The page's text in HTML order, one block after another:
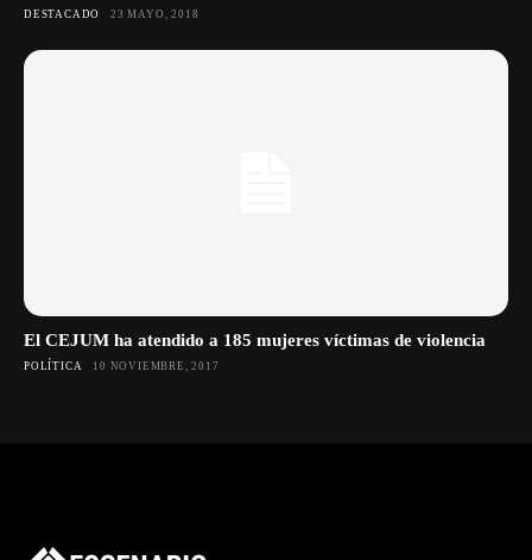
DESTACADO 23 MAYO, 2018
El CEJUM ha atendido a 185 mujeres víctimas de violencia
POLÍTICA 10 NOVIEMBRE, 2017